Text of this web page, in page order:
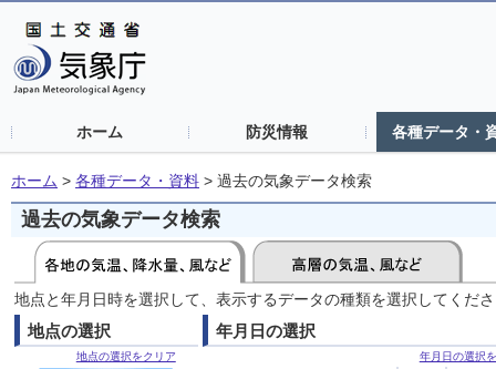
ホーム 防災情報 各種データ・
ホーム > 各種データ・資料 > 過去の気象データ検索
過去の気象データ検索
地点と年月日時を選択して、表示するデータの種類を選択してくだ
地点の選択
地点の選択をクリア
年月日の選択
年月日の選択